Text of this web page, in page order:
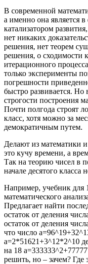
В современной
а именно она является
катализатором
нет никаких
решения, нет теорем
решения, о сходимости
итерационного
только эксперименты
погрешности
быстро развивается.
строгости построения
Почти полгода строят
класс, хотя можно за
демократичным путем.
Делают из математики
это кучу времени, а
Так на теорию чисел в
начале десятого
Например, учебник для
математического
Предлагает найти
остаток от деления
остаток от деления
что число
а=2*51621+3^12*2^10
на 18
решить, но – зачем? Где